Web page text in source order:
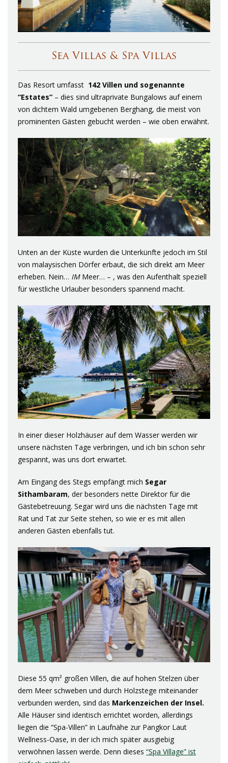
Sea Villas & Spa Villas
Das Resort umfasst 142 Villen und sogenannte
“Estates” – dies sind ultraprivate Bungalows auf einem
von dichtem Wald umgebenen Berghang, die meist von
prominenten Gästen gebucht werden – wie oben erwähnt.
Unten an der Küste wurden die Unterkünfte jedoch im Stil
von malaysischen Dörfer erbaut, die sich direkt am Meer
erheben. Nein… IMMeer… – , was den Aufenthalt speziell
für westliche Urlauber besonders spannend macht.
In einer dieser Holzhäuser auf dem Wasser werden wir
unsere nächsten Tage verbringen, und ich bin schon sehr
gespannt, was uns dort erwartet.
Am Eingang des Stegs empfängt mich Segar
Sithambaram, der besonders nette Direktor für die
Gästebetreuung. Segar wird uns die nächsten Tage mit
Rat und Tat zur Seite stehen, so wie er es mit allen
anderen Gästen ebenfalls tut.
Diese 55 qm² großen Villen, die auf hohen Stelzen über
dem Meer schweben und durch Holzstege miteinander
verbunden werden, sind das Markenzeichen der Insel.
Alle Häuser sind identisch errichtet worden, allerdings
liegen die “Spa-Villen” in Laufnähe zur Pangkor Laut
Wellness-Oase, in der ich mich später ausgiebig
verwöhnen lassen werde. Denn dieses “Spa Village” ist